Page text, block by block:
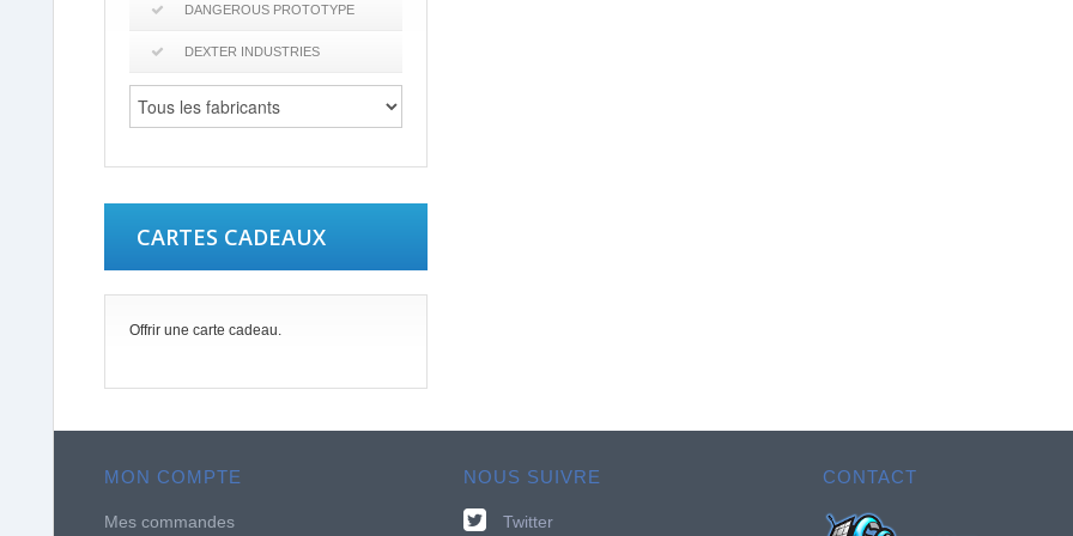
DANGEROUS PROTOTYPE
DEXTER INDUSTRIES
CARTES CADEAUX
Offrir une carte cadeau.
MON COMPTE
Mes commandes
NOUS SUIVRE
Twitter
CONTACT